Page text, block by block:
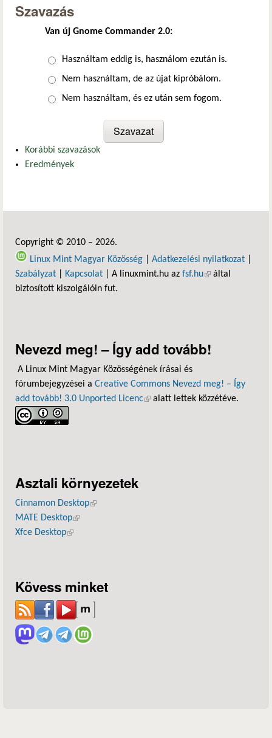
Szavazás
Van új Gnome Commander 2.0:
Választások
Használtam eddig is, használom ezután is.
Nem használtam, de az újat kipróbálom.
Nem használtam, és ez után sem fogom.
Korábbi szavazások
Eredmények
Copyright © 2010 – 2026.
Linux Mint Magyar Közösség
Adatkezelési nyilatkozat
Szabályzat
Kapcsolat | A linuxmint.hu az fsf.hu(külső hivatkozás)
által
biztosított kiszolgálóin fut.
Nevezd meg! – Így add tovább!
A Linux Mint Magyar Közösségének írásai és
fórumbejegyzései a Creative Commons Nevezd meg! – Így
add tovább! 3.0 Unported Licenc(külső hivatkozás)
alatt lettek közzétéve.
Asztali környezetek
Cinnamon Desktop(külső hivatkozás)
MATE Desktop(külső hivatkozás)
Xfce Desktop(külső hivatkozás)
Kövess minket